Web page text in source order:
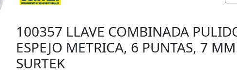
100357 LLAVE COMBINADA
ESPEJO METRICA, 6 PUNTAS, 7 MM
SURTEK